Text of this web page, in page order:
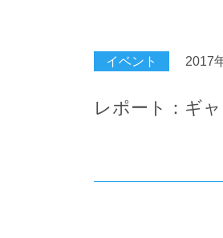
イベント 2017
レポート：ギ